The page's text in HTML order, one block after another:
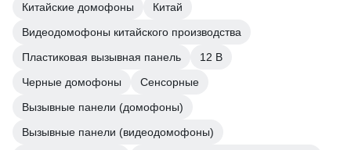
Китайские домофоны
Китай
Видеодомофоны китайского производства
Пластиковая вызывная панель
12 В
Черные домофоны
Сенсорные
Вызывные панели (домофоны)
Вызывные панели (видеодомофоны)